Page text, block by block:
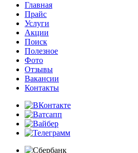
Главная
Прайс
Услуги
Акции
Поиск
Полезное
Фото
Отзывы
Вакансии
Контакты